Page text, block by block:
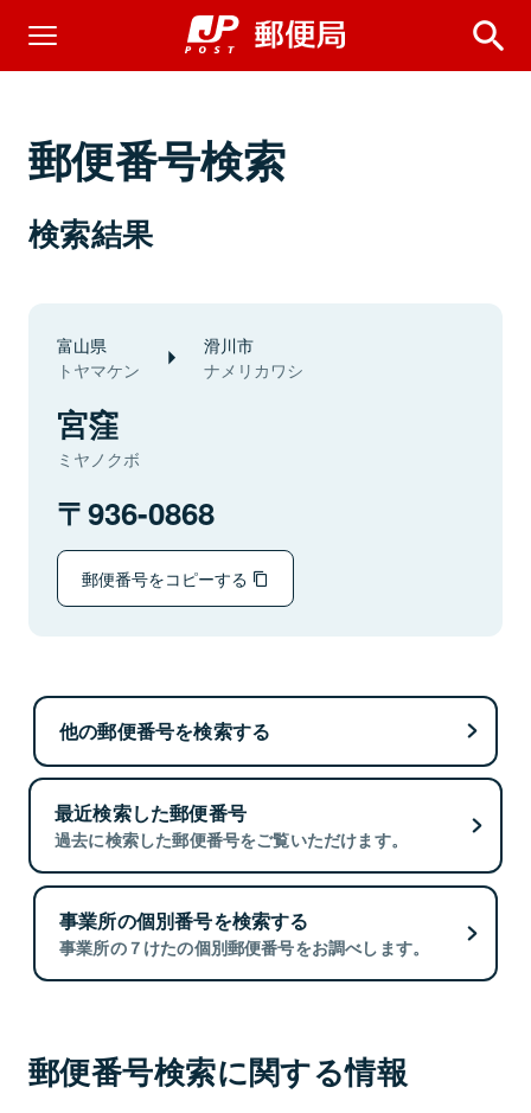
郵便番号検索
検索結果
富山県
トヤマケン
滑川市
ナメリカワシ
宮窪
ミヤノクボ
936-0868
郵便番号をコピーする
他の郵便番号を検索する
最近検索した郵便番号
過去に検索した郵便番号をご覧いただけます。
事業所の個別番号を検索する
事業所の７けたの個別郵便番号をお調べします。
郵便番号検索に関する情報